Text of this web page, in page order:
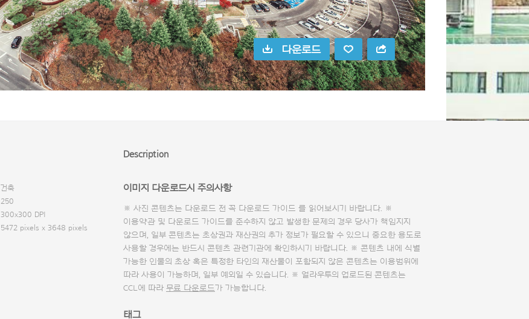
다운로드
건축
250
300x300 DPI
5472 pixels x 3648 pixels
Description
이미지 다운로드시 주의사항
※ 사진 콘텐츠는 다운로드 전 꼭 다운로드 가이드 를 읽어보시기 바랍니다. ※
이용약관 및 다운로드 가이드를 준수하지 않고 발생한 문제의 경우 당사가 책임지지
않으며, 일부 콘텐츠는 초상권과 재산권의 추가 정보가 필요할 수 있으니 중요한 용도로
사용할 경우에는 반드시 콘텐츠 관련기관에 확인하시기 바랍니다. ※ 콘텐츠 내에 식별
가능한 인물의 초상 혹은 특정한 타인의 재산물이 포함되지 않은 콘텐츠는 이용범위에
따라 사용이 가능하며, 일부 예외일 수 있습니다. ※ 얼라우투의 업로드된 콘텐츠는
CCL에 따라 무료 다운로드가 가능합니다.
태그